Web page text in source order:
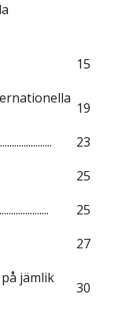
15
19
23
25
25
27
jämlik
30